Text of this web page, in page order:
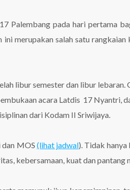
Palembang pada hari pertama
merupakan salah satu
libur semester dan libur
acara Latdis 17 Nyantri,
dari Kodam II Sriwijaya.
dan MOS (lihat jadwal). Tidak
kebersamaan, kuat dan pantang